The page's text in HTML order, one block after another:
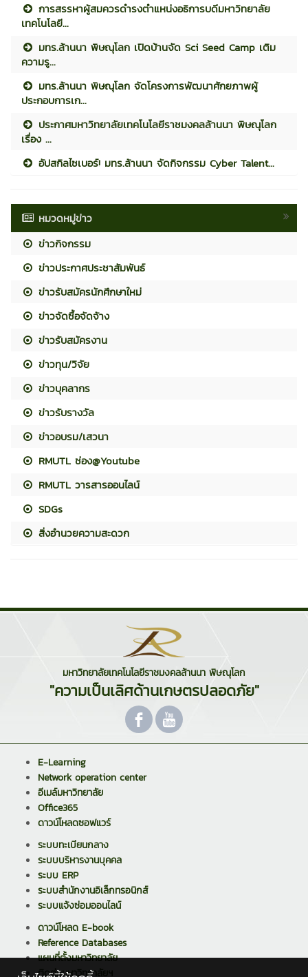
การสรรหาผู้สมควรดำรงตำแหน่งอธิการบดีมหาวิทยาลัย
เทคโนโลยี...
มทร.ล้านนา พิษณุโลก เปิดบ้านจัด Sci Seed Camp เติม
ความรู...
มทร.ล้านนา พิษณุโลก จัดโครงการพัฒนาศักยภาพผู้
ประกอบการเก...
ประกาศมหาวิทยาลัยเทคโนโลยีราชมงคลล้านนา พิษณุโลก
เรื่อง ...
อัปสกิลไซเบอร์! มทร.ล้านนา จัดกิจกรรม Cyber Talent...
หมวดหมู่ข่าว
ข่าวกิจกรรม
ข่าวประกาศประชาสัมพันธ์
ข่าวรับสมัครนักศึกษาใหม่
ข่าวจัดซื้อจัดจ้าง
ข่าวรับสมัครงาน
ข่าวทุน/วิจัย
ข่าวบุคลากร
ข่าวรับรางวัล
ข่าวอบรม/เสวนา
RMUTL ช่อง@Youtube
RMUTL วารสารออนไลน์
SDGs
สิ่งอำนวยความสะดวก
มหาวิทยาลัยเทคโนโลยีราชมงคลล้านนา พิษณุโลก
"ความเป็นเลิศด้านเกษตรปลอดภัย"
E-Learning
Network operation center
อีเมล์มหาวิทยาลัย
Office365
ดาวน์โหลดซอฟแวร์
ระบบทะเบียนกลาง
ระบบบริหารงานบุคคล
ระบบ ERP
ระบบสำนักงานอิเล็กทรอนิกส์
ระบบแจ้งซ่อมออนไลน์
ดาวน์โหลด E-book
Reference Databases
แผนที่ตั้งมหาวิทยาลัย
ติดต่อมหาวิทยาลัยฯ